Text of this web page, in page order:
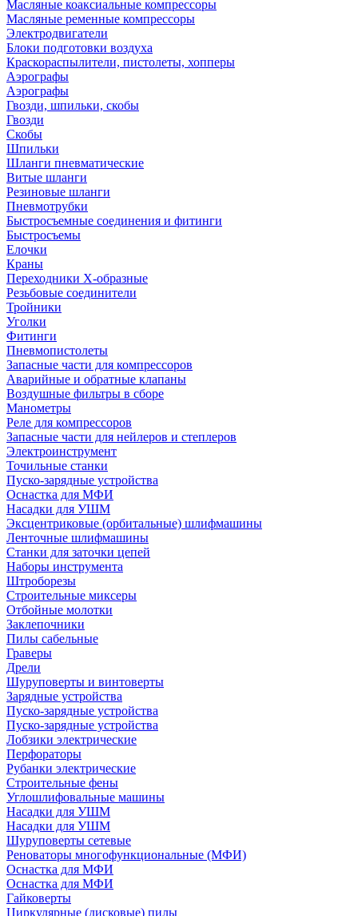
Масляные коаксиальные компрессоры
Масляные ременные компрессоры
Электродвигатели
Блоки подготовки воздуха
Краскораспылители, пистолеты, хопперы
Аэрографы
Аэрографы
Гвозди, шпильки, скобы
Гвозди
Скобы
Шпильки
Шланги пневматические
Витые шланги
Резиновые шланги
Пневмотрубки
Быстросъемные соединения и фитинги
Быстросъемы
Елочки
Краны
Переходники Х-образные
Резьбовые соединители
Тройники
Уголки
Фитинги
Пневмопистолеты
Запасные части для компрессоров
Аварийные и обратные клапаны
Воздушные фильтры в сборе
Манометры
Реле для компрессоров
Запасные части для нейлеров и степлеров
Электроинструмент
Точильные станки
Пуско-зарядные устройства
Оснастка для МФИ
Насадки для УШМ
Эксцентриковые (орбитальные) шлифмашины
Ленточные шлифмашины
Станки для заточки цепей
Наборы инструмента
Штроборезы
Строительные миксеры
Отбойные молотки
Заклепочники
Пилы сабельные
Граверы
Дрели
Шуруповерты и винтоверты
Зарядные устройства
Пуско-зарядные устройства
Пуско-зарядные устройства
Лобзики электрические
Перфораторы
Рубанки электрические
Строительные фены
Углошлифовальные машины
Насадки для УШМ
Насадки для УШМ
Шуруповерты сетевые
Реноваторы многофункциональные (МФИ)
Оснастка для МФИ
Оснастка для МФИ
Гайковерты
Циркулярные (дисковые) пилы